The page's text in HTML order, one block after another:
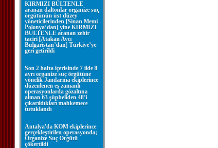
KIRMIZI BÜLTENLE
aranan daltonlar organize suç
örgütünün üst düzey
yöneticilerinden [Sinan Memi
Polonya’dan] yine KIRMIZI
BÜLTENLE aranan zehir
taciri [Atakan Avcı
Bulgaristan’dan] Türkiye’ye
geri getirildi
Son 2 hafta içerisinde 7 ilde 8
ayrı organize suç örgütüne
yönelik Jandarma ekiplerince
düzenlenen eş zamanlı
operasyonlarda gözaltına
alınan 63 şüpheliden 48’i
çıkarıldıkları mahkemece
tutuklandı
Antalya'da KOM ekiplerince
gerçekleştirilen operasyonda;
Organize Suç Örgütü
çökertildi